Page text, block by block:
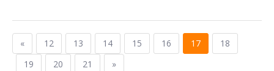
« 12 13 14 15 16 17
18
19
20 21 »